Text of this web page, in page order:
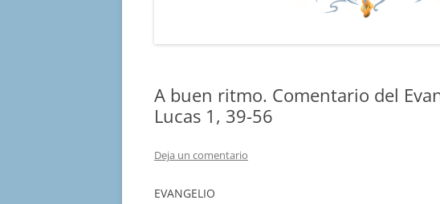
A buen ritmo. Comentario del
Lucas 1, 39-56
Deja un comentario
EVANGELIO